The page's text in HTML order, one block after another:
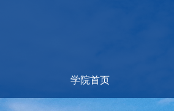
学院首页